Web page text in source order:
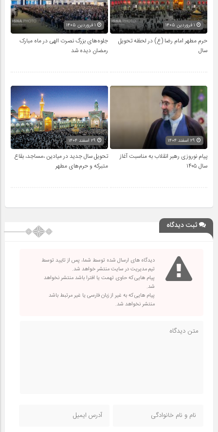
حرم مطهر امام رضا (ع) در لحظه تحویل
سال
جلوه‌های بزرگ نصرت الهی در ماه مبارک
رمضان دیده شد
پیام نوروزی رهبر انقلاب به مناسبت آغاز
سال ۱۴۰۵
تحویل سال‌ جدید در میادین ،مساجد، بقاع
متبرکه‌ و حرم‌های‌ مطهر
ثبت دیدگاه
دیدگاه های ارسال شده توسط شما، پس از تایید توسط
تیم مدیریت در سایت منتشر خواهد شد.
پیام هایی که حاوی تهمت یا افترا باشد منتشر نخواهد
شد.
پیام هایی که به غیر از زبان فارسی یا غیر مرتبط باشد
منتشر نخواهد شد.